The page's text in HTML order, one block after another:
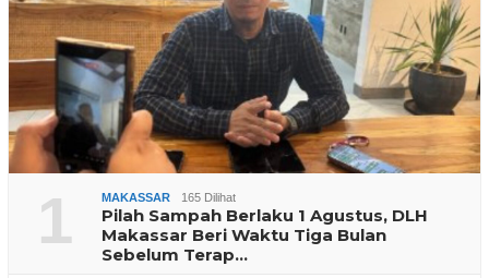
1 MAKASSAR 165 Dilihat
Pilah Sampah Berlaku 1 Agustus, DLH
Makassar Beri Waktu Tiga Bulan
Sebelum Terap…